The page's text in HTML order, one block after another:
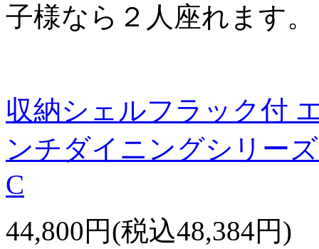
子様なら２人座れます。
収納シェルフラック付
ンチダイニングシリー
C
44,800円(税込48,384円)